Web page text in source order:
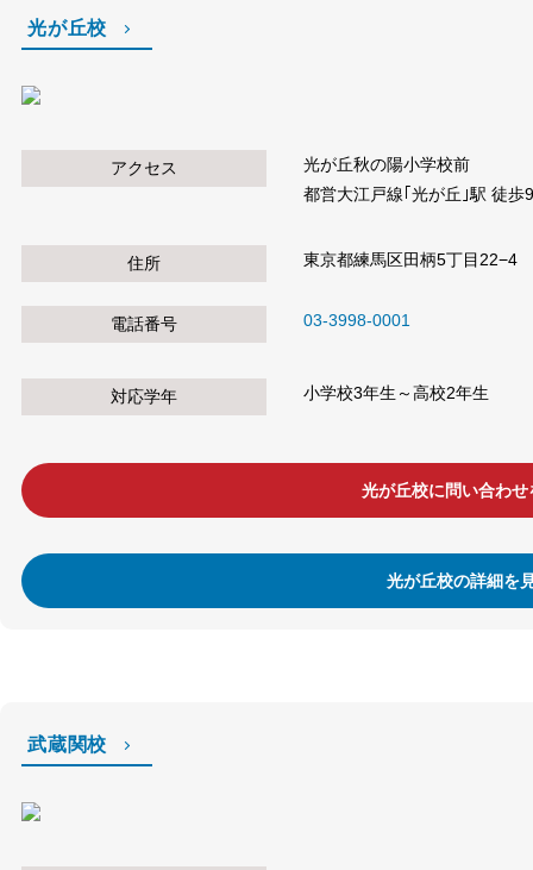
光が丘校
アクセス
光が丘秋の陽小学校前
都営大江戸線｢光が丘｣駅 徒歩
住所 東京都練馬区田柄5丁目22−4
電話番号 03-3998-0001
対応学年 小学校3年生～高校2年生
光が丘校に問い合わせ
光が丘校の詳細を
武蔵関校